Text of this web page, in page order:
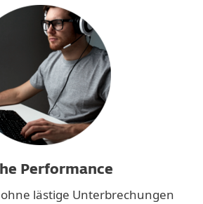
Performance
lästige Unterbrechungen